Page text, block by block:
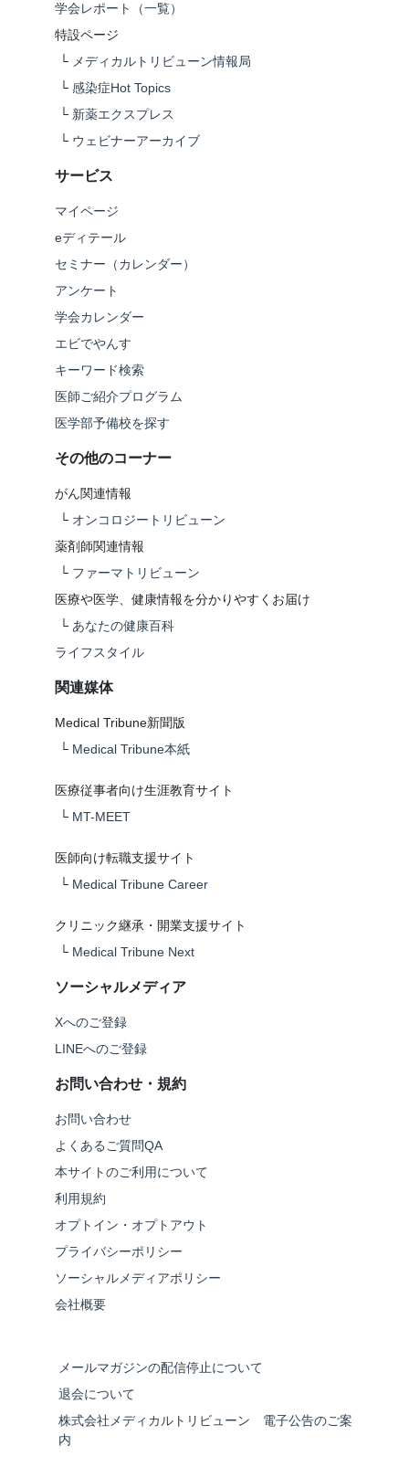
学会レポート（一覧）
特設ページ
└ メディカルトリビューン情報局
└ 感染症Hot Topics
└ 新薬エクスプレス
└ ウェビナーアーカイブ
サービス
マイページ
eディテール
セミナー（カレンダー）
アンケート
学会カレンダー
エビでやんす
キーワード検索
医師ご紹介プログラム
医学部予備校を探す
その他のコーナー
がん関連情報
└ オンコロジートリビューン
薬剤師関連情報
└ ファーマトリビューン
医療や医学、健康情報を分かりやすくお届け
└ あなたの健康百科
ライフスタイル
関連媒体
Medical Tribune新聞版
└ Medical Tribune本紙
医療従事者向け生涯教育サイト
└ MT-MEET
医師向け転職支援サイト
└ Medical Tribune Career
クリニック継承・開業支援サイト
└ Medical Tribune Next
ソーシャルメディア
Xへのご登録
LINEへのご登録
お問い合わせ・規約
お問い合わせ
よくあるご質問QA
本サイトのご利用について
利用規約
オプトイン・オプトアウト
プライバシーポリシー
ソーシャルメディアポリシー
会社概要
メールマガジンの配信停止について
退会について
株式会社メディカルトリビューン 電子公告のご案
内